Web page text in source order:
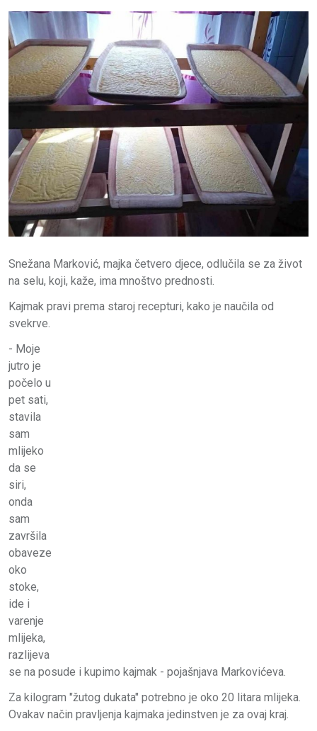
Snežana Marković, majka četvero djece, odlučila se za život
na selu, koji, kaže, ima mnoštvo prednosti.
Kajmak pravi prema staroj recepturi, kako je naučila od
svekrve.
- Moje
jutro je
počelo u
pet sati,
stavila
sam
mlijeko
da se
siri,
onda
sam
završila
obaveze
oko
stoke,
ide i
varenje
mlijeka,
razlijeva
se na posude i kupimo kajmak - pojašnjava Markovićeva.
Za kilogram "žutog dukata" potrebno je oko 20 litara mlijeka.
Ovakav način pravljenja kajmaka jedinstven je za ovaj kraj.